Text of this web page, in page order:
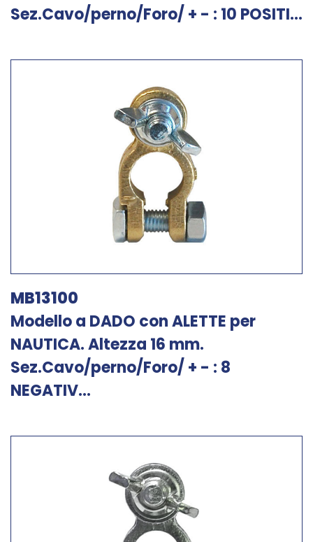
Sez.Cavo/perno/Foro/ + - : 10 POSITI...
MB13100
Modello a DADO con ALETTE per
NAUTICA. Altezza 16 mm.
Sez.Cavo/perno/Foro/ + - : 8
NEGATIV...